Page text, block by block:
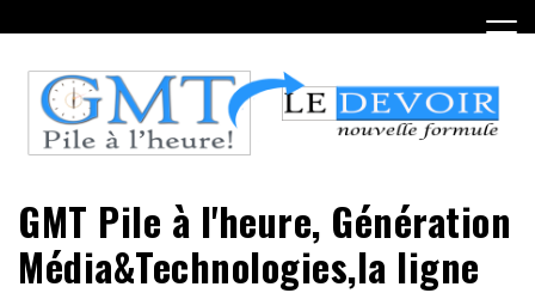
to
content
GMT Pile à l'heure, Génération
Média&Technologies,la ligne